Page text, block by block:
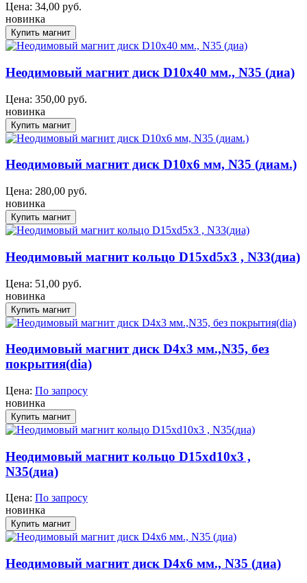
Цена: 34,00 руб.
новинка
Неодимовый магнит диск D10x40 мм., N35 (диа)
Цена: 350,00 руб.
новинка
Неодимовый магнит диск D10x6 мм, N35 (диам.)
Цена: 280,00 руб.
новинка
Неодимовый магнит кольцо D15xd5x3 , N33(диа)
Цена: 51,00 руб.
новинка
Неодимовый магнит диск D4x3 мм.,N35, без
покрытия(dia)
Цена: По запросу
новинка
Неодимовый магнит кольцо D15xd10x3 ,
N35(диа)
Цена: По запросу
новинка
Неодимовый магнит диск D4x6 мм., N35 (диа)